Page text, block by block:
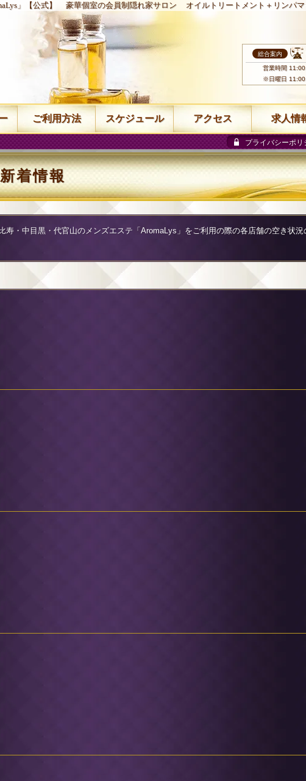
」【公式】 豪華個室の会員制隠れ家サロン オイルトリートメント＋リンパ
プライバシーポリ
着情報
寿・中目黒・代官山のメンズエステ「AromaLys」をご利用の際の各店舗の空き状況
総合案内
営業時間
※日曜日 11:00
ご利用方法 スケジュール アクセス 求人情